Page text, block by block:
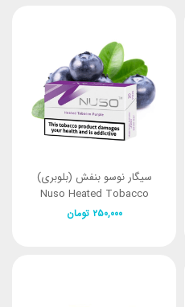
سیگار نوسو بنفش (بلوبری)
Nuso Heated Tobacco
Purpleتومان۲۵۰,۰۰۰